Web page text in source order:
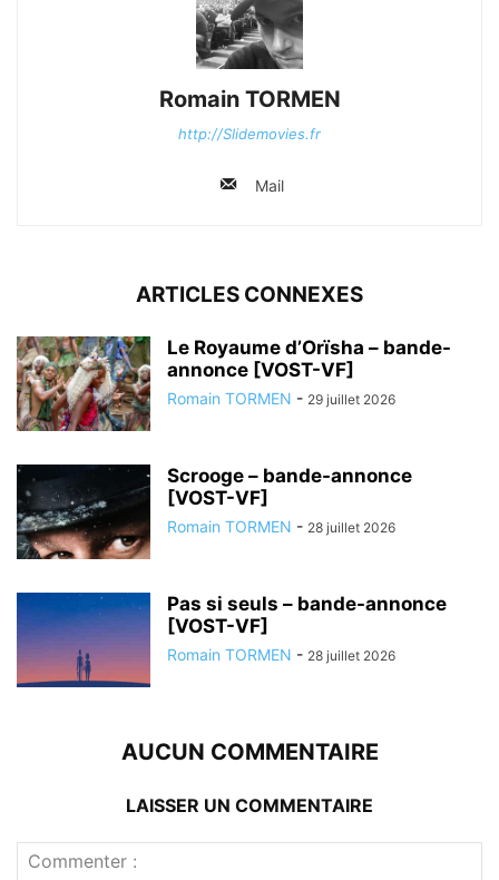
Romain TORMEN
http://Slidemovies.fr
Mail
ARTICLES CONNEXES
Le Royaume d’Orïsha – bande-
annonce [VOST-VF]
Romain TORMEN - 29 juillet 2026
Scrooge – bande-annonce
[VOST-VF]
Romain TORMEN - 28 juillet 2026
Pas si seuls – bande-annonce
[VOST-VF]
Romain TORMEN - 28 juillet 2026
AUCUN COMMENTAIRE
LAISSER UN COMMENTAIRE